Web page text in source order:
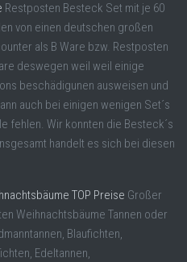
Restposten Besteck Set mit je 60
von einen deutschen großen
als B Ware bzw. Restposten
deswegen weil weil einige
beschädigunen ausweisen und
auch bei einigen wenigen Set´s
fehlen. Wir konnten die Besteck´s
handelt es sich bei diesen
TOP Preise Großer
Weihnachtsbäume Tannen oder
Blaufichten,
Edeltannen,